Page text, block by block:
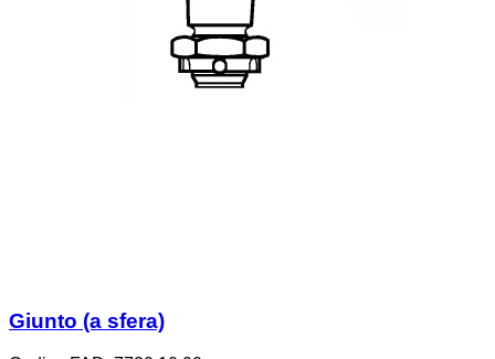
Giunto (a sfera)